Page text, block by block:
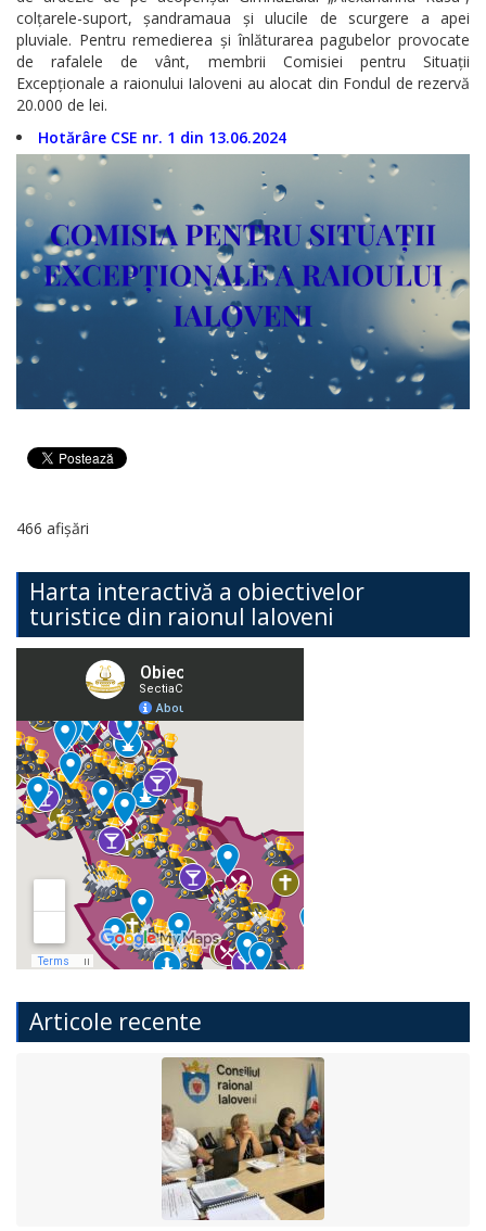
colțarele-suport, șandramaua și ulucile de scurgere a apei
pluviale. Pentru remedierea și înlăturarea pagubelor provocate
de rafalele de vânt, membrii Comisiei pentru Situații
Excepționale a raionului Ialoveni au alocat din Fondul de rezervă
20.000 de lei.
Hotărâre CSE nr. 1 din 13.06.2024
466 afișări
Harta interactivă a obiectivelor
turistice din raionul Ialoveni
Articole recente